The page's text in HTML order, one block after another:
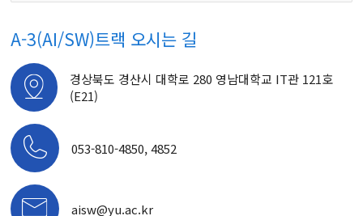
A-3(AI/SW)트랙 오시는 길
경상북도 경산시 대학로 280 영남대학교 IT관 121호
(E21)
053-810-4850, 4852
aisw@yu.ac.kr